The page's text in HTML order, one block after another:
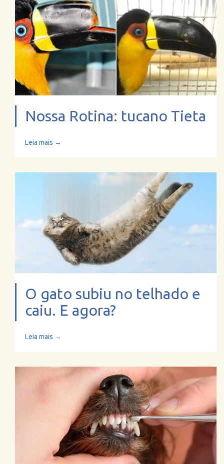
Nossa Rotina: tucano Tieta
Leia mais →
O gato subiu no telhado e
caiu. E agora?
Leia mais →